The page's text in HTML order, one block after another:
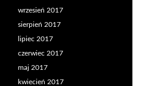
wrzesień 2017
sierpień 2017
lipiec 2017
czerwiec 2017
maj 2017
kwiecień 2017